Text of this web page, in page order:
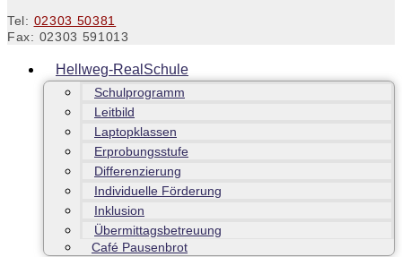
Tel: 02303 50381
Fax: 02303 591013
Hellweg-RealSchule
Schulprogramm
Leitbild
Laptopklassen
Erprobungsstufe
Differenzierung
Individuelle Förderung
Inklusion
Übermittagsbetreuung
Café Pausenbrot